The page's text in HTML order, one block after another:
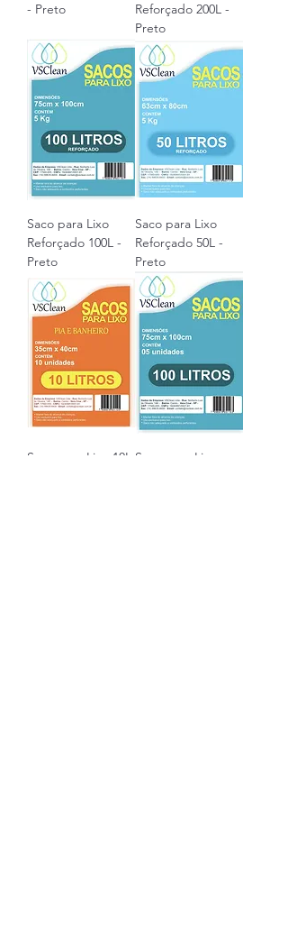
- Preto
Reforçado 200L -
Preto
Saco para Lixo
Reforçado 100L -
Preto
Saco para Lixo
Reforçado 50L -
Preto
Saco para Lixo 10L Saco para Lixo